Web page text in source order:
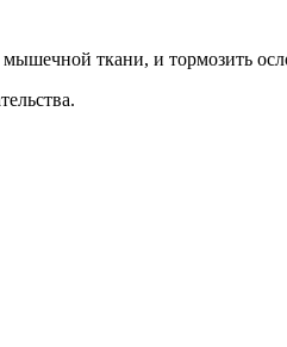
ткани, и тормозить